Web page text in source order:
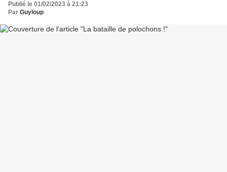
Publié le 01/02/2023 à 21:23
Par Guyloup